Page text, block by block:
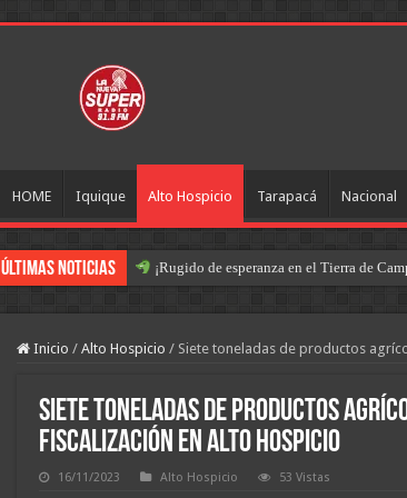
HOME Iquique Alto Hospicio Tarapacá Nacional
Últimas Noticias ¡Rugido de esperanza en el Tierra de
Inicio / Alto Hospicio / Siete toneladas de productos
Siete toneladas de productos
fiscalización en Alto Hospicio
16/11/2023 Alto Hospicio 53 Vistas